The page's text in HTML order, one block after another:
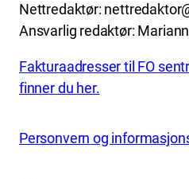
Nettredaktør:
Ansvarlig redaktør:
Fakturaadresser til FO
finner du her.
Personvern og